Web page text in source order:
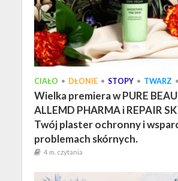
CIAŁO • DŁONIE • STOPY • TWARZ •
Wielka premiera w PURE
ALLEMD PHARMA i REPAIR
Twój plaster ochronny i
problemach skórnych.
4 m. czytania